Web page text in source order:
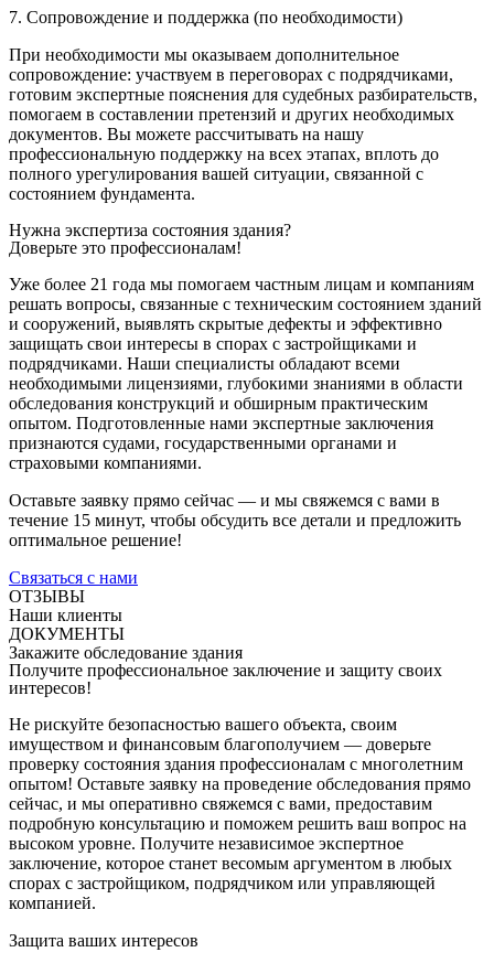
7. Сопровождение и поддержка (по необходимости)
При необходимости мы оказываем дополнительное
сопровождение: участвуем в переговорах с подрядчиками,
готовим экспертные пояснения для судебных разбирательств,
помогаем в составлении претензий и других необходимых
документов. Вы можете рассчитывать на нашу
профессиональную поддержку на всех этапах, вплоть до
полного урегулирования вашей ситуации, связанной с
состоянием фундамента.
Нужна экспертиза состояния здания?
Доверьте это профессионалам!
Уже более 21 года мы помогаем частным лицам и компаниям
решать вопросы, связанные с техническим состоянием зданий
и сооружений, выявлять скрытые дефекты и эффективно
защищать свои интересы в спорах с застройщиками и
подрядчиками. Наши специалисты обладают всеми
необходимыми лицензиями, глубокими знаниями в области
обследования конструкций и обширным практическим
опытом. Подготовленные нами экспертные заключения
признаются судами, государственными органами и
страховыми компаниями.
Оставьте заявку прямо сейчас — и мы свяжемся с вами в
течение 15 минут, чтобы обсудить все детали и предложить
оптимальное решение!
Связаться с нами
ОТЗЫВЫ
Наши клиенты
ДОКУМЕНТЫ
Закажите обследование здания
Получите профессиональное заключение и защиту своих
интересов!
Не рискуйте безопасностью вашего объекта, своим
имуществом и финансовым благополучием — доверьте
проверку состояния здания профессионалам с многолетним
опытом! Оставьте заявку на проведение обследования прямо
сейчас, и мы оперативно свяжемся с вами, предоставим
подробную консультацию и поможем решить ваш вопрос на
высоком уровне. Получите независимое экспертное
заключение, которое станет весомым аргументом в любых
спорах с застройщиком, подрядчиком или управляющей
компанией.
Защита ваших интересов